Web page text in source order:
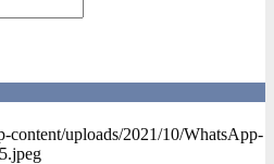
content/uploads/2021/10/WhatsApp-